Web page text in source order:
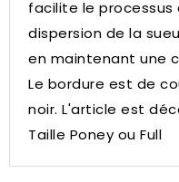
facilite le
dispersion de la
en maintenant une
Le bordure est de
noir. L'article est
Taille Poney ou Full